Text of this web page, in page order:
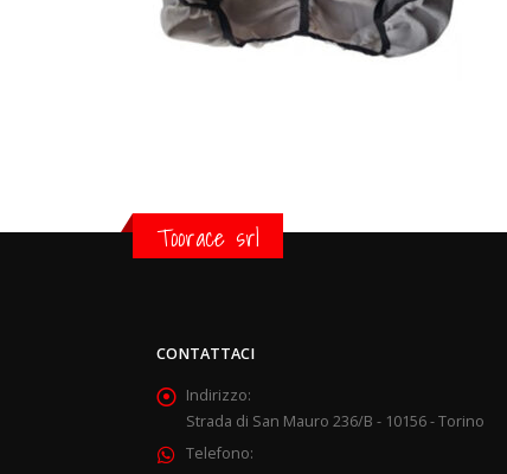
Toorace srl
CONTATTACI
Indirizzo:
Strada di San Mauro 236/B - 10156 - Torino
Telefono: